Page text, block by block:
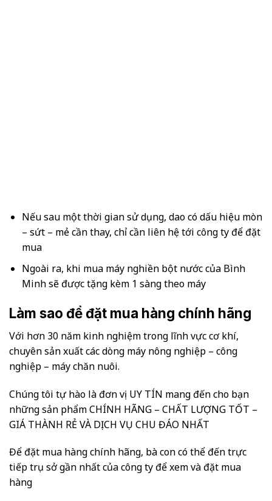
Nếu sau một thời gian sử dụng, dao có dấu hiệu mòn
– sứt – mẻ cần thay, chỉ cần liên hệ tới công ty để đặt
mua
Ngoài ra, khi mua máy nghiền bột nước của Bình
Minh sẽ được tặng kèm 1 sàng theo máy
Làm sao để đặt mua hàng chính hãng
Với hơn 30 năm kinh nghiệm trong lĩnh vực cơ khí,
chuyên sản xuất các dòng máy nông nghiệp – công
nghiệp – máy chăn nuôi.
Chúng tôi tự hào là đơn vị UY TÍN mang đến cho bạn
những sản phẩm CHÍNH HÃNG – CHẤT LƯỢNG TỐT –
GIÁ THÀNH RẺ VÀ DỊCH VỤ CHU ĐÁO NHẤT
Để đặt mua hàng chính hãng, bà con có thể đến trực
tiếp trụ sở gần nhất của công ty để xem và đặt mua
hàng